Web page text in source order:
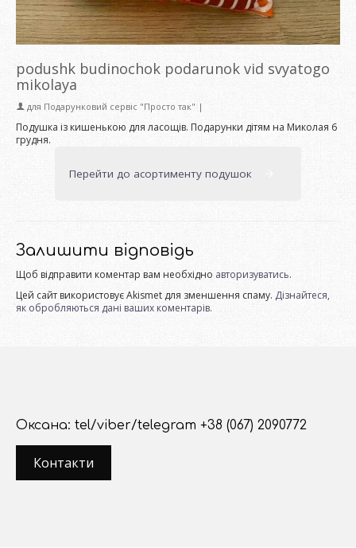
podushk budinochok podarunok vid svyatogo
mikolaya
для Подарунковий сервіс "Просто так" |
Подушка із кишенькою для ласощів. Подарунки дітям на Миколая 6
грудня.
Перейти до асортименту подушок
Залишити відповідь
Щоб відправити коментар вам необхідно авторизуватись.
Цей сайт використовує Akismet для зменшення спаму. Дізнайтеся,
як обробляються дані ваших коментарів.
Оксана: tel/viber/telegram +38 (067) 2090772
Контакти